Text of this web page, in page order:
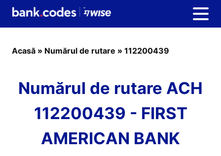
Acasă » Numărul de rutare » 112200439
Numărul de rutare ACH
112200439 - FIRST
AMERICAN BANK